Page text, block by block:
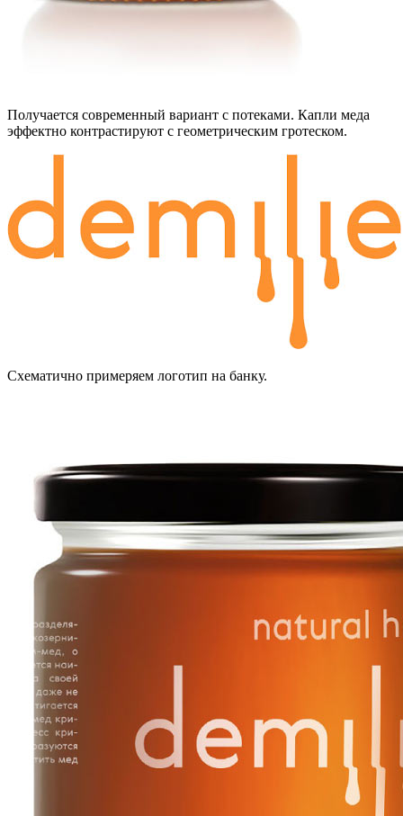
Получается современный вариант с потеками. Капли меда
эффектно контрастируют с геометрическим гротеском.
Схематично примеряем логотип на банку.